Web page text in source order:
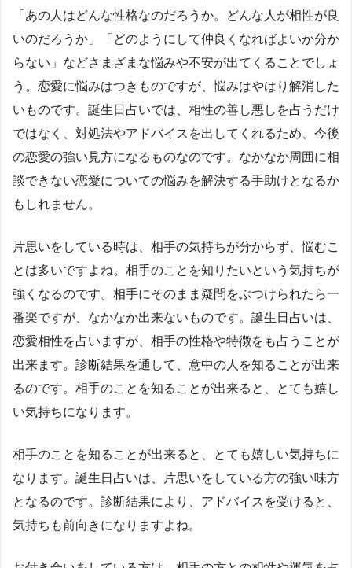
「あの人はどんな性格なのだろうか。どんな人が相性が良
いのだろうか」「どのようにして仲良くなればよいか分か
らない」などさまざまな悩みや不安が出てくることでしょ
う。恋愛に悩みはつきものですが、悩みはやはり解消した
いものです。誕生日占いでは、相性の善し悪しを占うだけ
ではなく、対処法やアドバイスを出してくれるため、今後
の恋愛の強い見方になるものなのです。なかなか周囲に相
談できない恋愛についての悩みを解決する手助けとなるか
もしれません。
片思いをしている時は、相手の気持ちが分からず、悩むこ
とは多いですよね。相手のことを知りたいという気持ちが
強くなるのです。相手にそのまま疑問をぶつけられたら一
番楽ですが、なかなか出来ないものです。誕生日占いは、
恋愛相性を占いますが、相手の性格や特徴をも占うことが
出来ます。診断結果を通して、意中の人を知ることが出来
るのです。相手のことを知ることが出来ると、とても嬉し
い気持ちになります。
相手のことを知ることが出来ると、とても嬉しい気持ちに
なります。誕生日占いは、片思いをしている方の強い味方
となるのです。診断結果により、アドバイスを受けると、
気持ちも前向きになりますよね。